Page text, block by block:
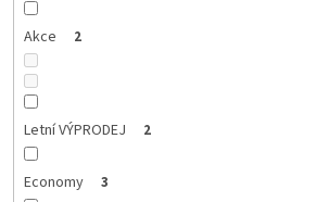
Akce 2
Letní VÝPRODEJ 2
Economy 3